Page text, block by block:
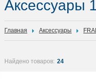
Аксессуары
Главная Аксессуары
Найдено товаров: 24